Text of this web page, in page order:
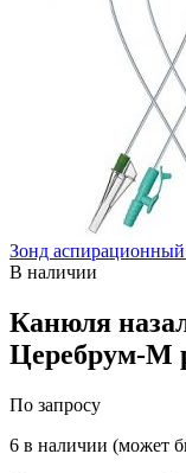
Зонд
В наличии
Канюля
Церебрум-М
По запросу
6 в наличии (может